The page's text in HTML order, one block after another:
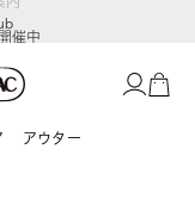
催中
アウター